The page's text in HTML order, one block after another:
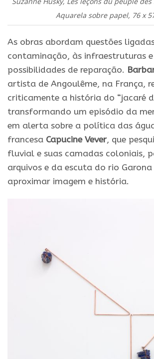
Aquarela sobre papel, 76 x
As obras abordam questões
contaminação, às infraestruturas
possibilidades de reparação.
artista de Angoulême, na França,
criticamente a história do “jacaré
transformando um episódio da
em alerta sobre a política das
francesa Capucine Vever, que
fluvial e suas camadas coloniais,
arquivos e da escuta do rio
aproximar imagem e história.